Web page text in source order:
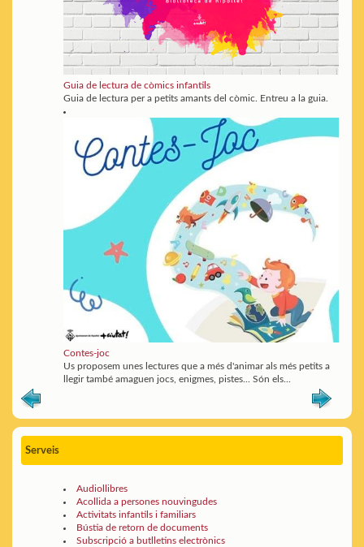
Guia de lectura de còmics infantils
Guia de lectura per a petits amants del còmic. Entreu a la guia.
Contes-joc
Us proposem unes lectures que a més d'animar als més petits a
llegir també amaguen jocs, enigmes, pistes... Són els...
Serveis
Audiollibres
Acollida a persones nouvingudes
Activitats infantils i familiars
Bústia de retorn de documents
Subscripció a butlletins electrònics